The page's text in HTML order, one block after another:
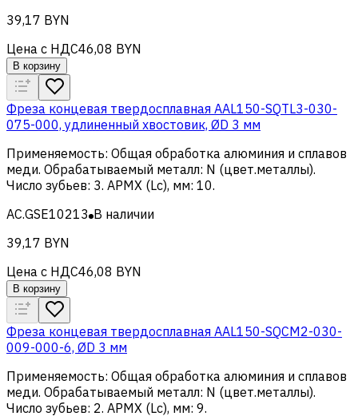
39,17 BYN
Цена с НДС46,08 BYN
В корзину
Фреза концевая твердосплавная AAL150-SQTL3-030-
075-000, удлиненный хвостовик, ØD 3 мм
Применяемость: Общая обработка алюминия и сплавов
меди. Обрабатываемый металл: N (цвет.металлы).
Число зубьев: 3. APMX (Lc), мм: 10.
AC.GSE10213 В наличии
39,17 BYN
Цена с НДС46,08 BYN
В корзину
Фреза концевая твердосплавная AAL150-SQCM2-030-
009-000-6, ØD 3 мм
Применяемость: Общая обработка алюминия и сплавов
меди. Обрабатываемый металл: N (цвет.металлы).
Число зубьев: 2. APMX (Lc), мм: 9.